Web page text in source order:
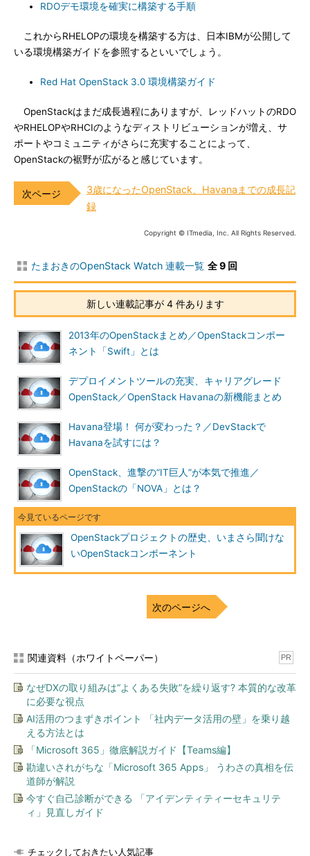
RDOデモ環境を確実に構築する手順
これからRHELOPの環境を構築する方は、日本IBMが公開して
いる環境構築ガイドを参照するといいでしょう。
Red Hat OpenStack 3.0 環境構築ガイド
OpenStackはまだ成長過程にありますが、レッドハットのRDO
やRHELOPやRHCIのようなディストリビューションが増え、サ
ポートやコミュニティがさらに充実することによって、
OpenStackの裾野が広がると感じています。
3歳になったOpenStack、Havanaまでの成長記
録
Copyright © ITmedia, Inc. All Rights Reserved.
たまおきのOpenStack Watch 連載一覧 全 9 回
新しい連載記事が 4 件あります
2013年のOpenStackまとめ／OpenStackコンポー
ネント「Swift」とは
デプロイメントツールの充実、キャリアグレード
OpenStack／OpenStack Havanaの新機能まとめ
Havana登場！ 何が変わった？／DevStackで
Havanaを試すには？
OpenStack、進撃の“IT巨人”が本気で推進／
OpenStackの「NOVA」とは？
OpenStackプロジェクトの歴史、いまさら聞けな
いOpenStackコンポーネント
次のページへ
関連資料（ホワイトペーパー） PR
なぜDXの取り組みは“よくある失敗”を繰り返す? 本質的な改革
に必要な視点
AI活用のつまずきポイント 「社内データ活用の壁」を乗り越
える方法とは
「Microsoft 365」徹底解説ガイド【Teams編】
勘違いされがちな「Microsoft 365 Apps」 うわさの真相を伝
道師が解説
今すぐ自己診断ができる 「アイデンティティーセキュリテ
ィ」見直しガイド
チェックしておきたい人気記事